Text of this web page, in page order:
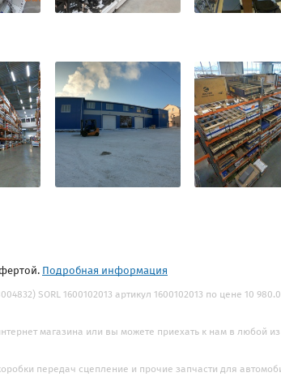
Подробная информация
SORL 1600102013 артикул 1600102013 по цене 10
магазина или вы можете приехать к нам в любой
передач сцепление и прочие запчасти для